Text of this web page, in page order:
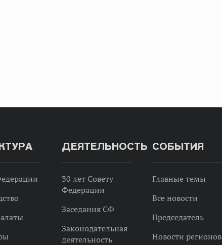
ДЕЯТЕЛЬНОСТЬ
30 лет Совету
Федерации
Заседания СФ
Законодательная
деятельность
СОБЫТИЯ
Главные темы
Все новости
Председатель
Новости регионов